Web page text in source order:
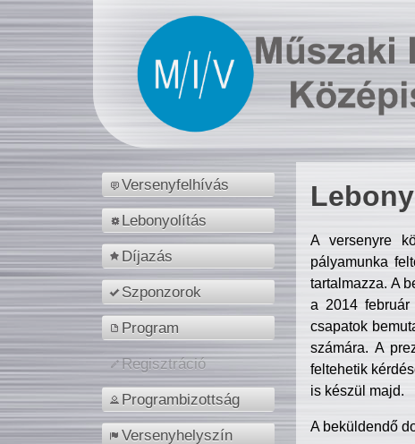
Versenyfelhívás
Lebonyolítás
Díjazás
Szponzorok
Program
Regisztráció
Programbizottság
Versenyhelyszín
A versenyre
pályamunka
tartalmazza. A
a 2014
csapatok
számára. A
feltehetik
is készül majd.
A beküldendő